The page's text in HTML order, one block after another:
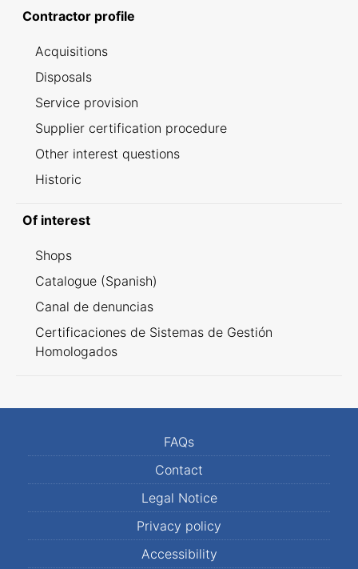
Contractor profile
Acquisitions
Disposals
Service provision
Supplier certification procedure
Other interest questions
Historic
Of interest
Shops
Catalogue (Spanish)
Canal de denuncias
Certificaciones de Sistemas de Gestión
Homologados
FAQs
Contact
Legal Notice
Privacy policy
Accessibility